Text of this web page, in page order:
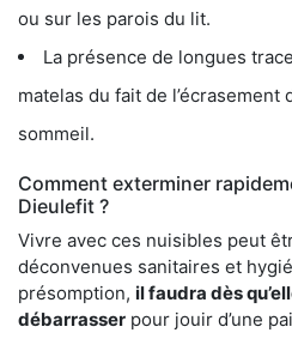
ou sur les parois du lit.
La présence de longues
matelas du fait de l’écrasement
sommeil.
Comment exterminer
Dieulefit ?
Vivre avec ces nuisibles peut
déconvenues sanitaires et
présomption, il faudra dès
débarrasser pour jouir d’une